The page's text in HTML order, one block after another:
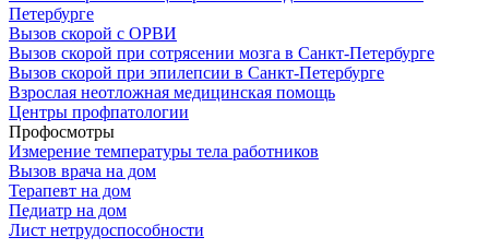
Петербурге
Вызов скорой с ОРВИ
Вызов скорой при сотрясении мозга в Санкт-Петербурге
Вызов скорой при эпилепсии в Санкт-Петербурге
Взрослая неотложная медицинская помощь
Центры профпатологии
Профосмотры
Измерение температуры тела работников
Вызов врача на дом
Терапевт на дом
Педиатр на дом
Лист нетрудоспособности